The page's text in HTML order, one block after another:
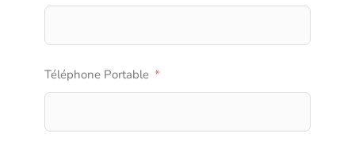
Téléphone Portable